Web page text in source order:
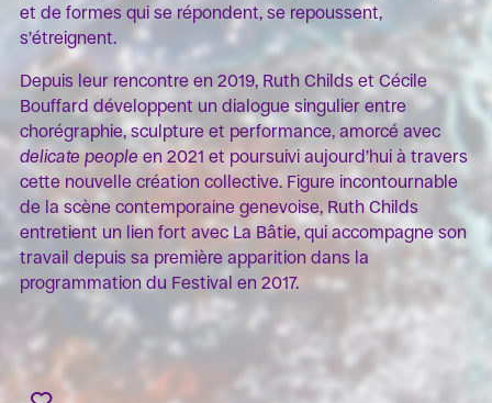
et de formes qui se répondent, se repoussent,
s’étreignent.
Depuis leur rencontre en 2019, Ruth Childs et Cécile
Bouffard développent un dialogue singulier entre
chorégraphie, sculpture et performance, amorcé avec
delicate people en 2021 et poursuivi aujourd’hui à travers
cette nouvelle création collective. Figure incontournable
de la scène contemporaine genevoise, Ruth Childs
entretient un lien fort avec La Bâtie, qui accompagne son
travail depuis sa première apparition dans la
programmation du Festival en 2017.